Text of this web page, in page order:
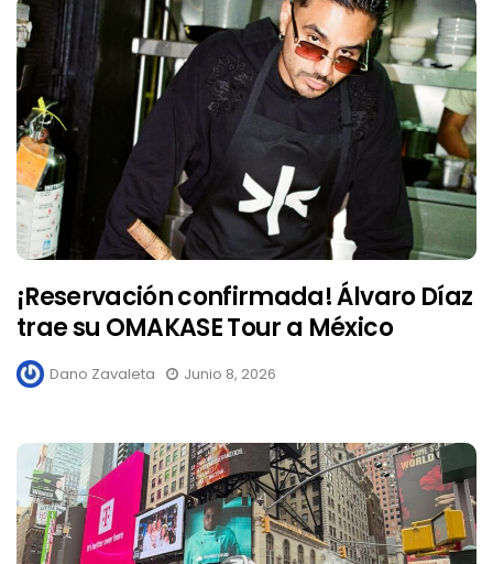
¡Reservación confirmada! Álvaro Díaz
trae su OMAKASE Tour a México
Dano Zavaleta Junio 8, 2026